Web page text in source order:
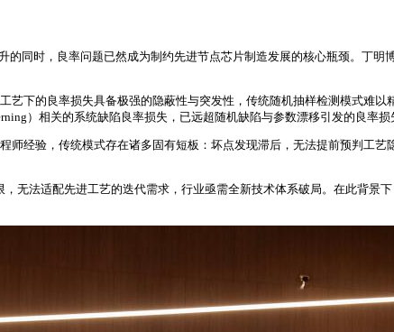
同时，良率问题已然成为制约先进节点芯片制造发展的核心瓶颈。丁
下的良率损失具备极强的隐蔽性与突发性，传统随机抽样检测模式难
）相关的系统缺陷良率损失，已远超随机缺陷与参数漂移引发的良率损
经验，传统模式存在诸多固有短板：坏点发现滞后，无法提前预判工
无法适配先进工艺的迭代需求，行业亟需全新技术体系破局。在此背景